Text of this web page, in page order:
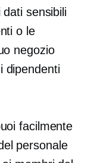
sensibili
o le
negozio
dipendenti
facilmente
personale